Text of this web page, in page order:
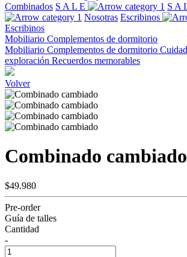
Combinados S A L E S A
Nosotras Escribinos
Escribinos
Mobiliario Complementos de dormitorio
Mobiliario Complementos de dormitorio
exploración Recuerdos memorables
Volver
Combinado cambiado
$49.980
Pre-order
Guía de talles
Cantidad
-